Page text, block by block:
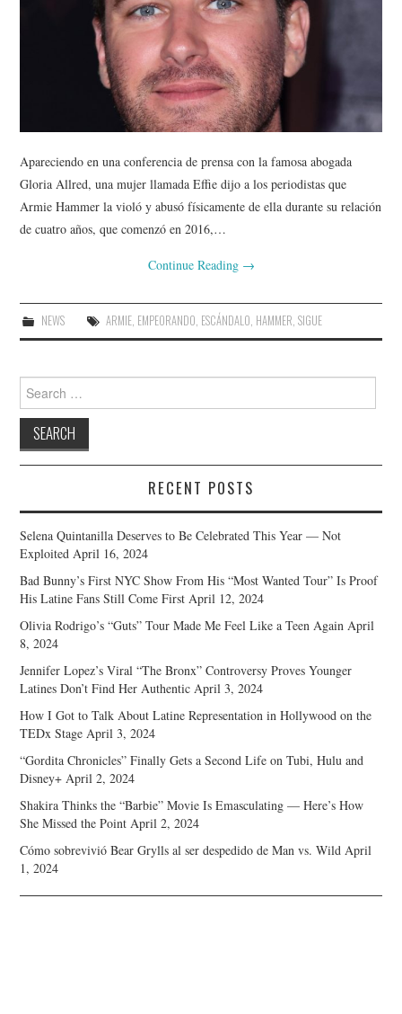
Apareciendo en una conferencia de prensa con la famosa abogada
Gloria Allred, una mujer llamada Effie dijo a los periodistas que
Armie Hammer la violó y abusó físicamente de ella durante su relación
de cuatro años, que comenzó en 2016,…
Continue Reading →
NEWS ARMIE, EMPEORANDO, ESCÁNDALO, HAMMER, SIGUE
Search
for:
RECENT POSTS
Selena Quintanilla Deserves to Be Celebrated This Year — Not
Exploited April 16, 2024
Bad Bunny’s First NYC Show From His “Most Wanted Tour” Is Proof
His Latine Fans Still Come First April 12, 2024
Olivia Rodrigo’s “Guts” Tour Made Me Feel Like a Teen Again April
8, 2024
Jennifer Lopez’s Viral “The Bronx” Controversy Proves Younger
Latines Don’t Find Her Authentic April 3, 2024
How I Got to Talk About Latine Representation in Hollywood on the
TEDx Stage April 3, 2024
“Gordita Chronicles” Finally Gets a Second Life on Tubi, Hulu and
Disney+ April 2, 2024
Shakira Thinks the “Barbie” Movie Is Emasculating — Here’s How
She Missed the Point April 2, 2024
Cómo sobrevivió Bear Grylls al ser despedido de Man vs. Wild April
1, 2024